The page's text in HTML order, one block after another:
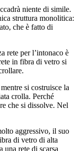
niente di simile.
struttura monolitica:
che è fatto di
rete per l’intonaco è
in fibra di vetro si
si costruisce la
crolla. Perché
che si dissolve. Nel
aggressivo, il suo
di vetro di alta
una rete di scarsa